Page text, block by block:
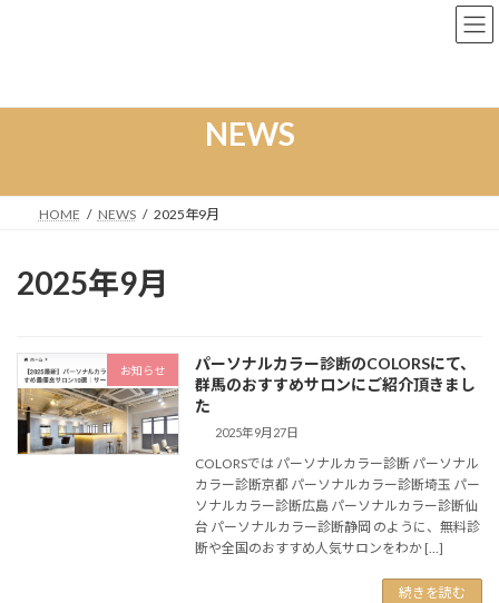
NEWS
HOME NEWS 2025年9月
2025年9月
お知らせ
パーソナルカラー診断のCOLORSにて、
群馬のおすすめサロンにご紹介頂きまし
た
2025年9月27日
COLORSでは パーソナルカラー診断 パーソナル
カラー診断京都 パーソナルカラー診断埼玉 パー
ソナルカラー診断広島 パーソナルカラー診断仙
台 パーソナルカラー診断静岡 のように、無料診
断や全国のおすすめ人気サロンをわか […]
続きを読む